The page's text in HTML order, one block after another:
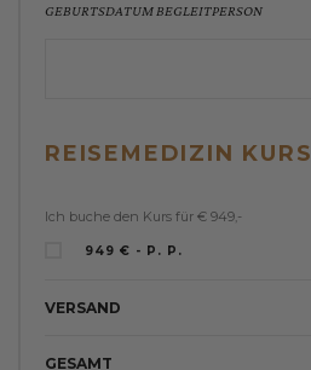
GEBURTSDATUM BEGLEITPERSON
REISEMEDIZIN KURS
Ich buche den Kurs für € 949,-
949 € - P. P.
VERSAND
GESAMT